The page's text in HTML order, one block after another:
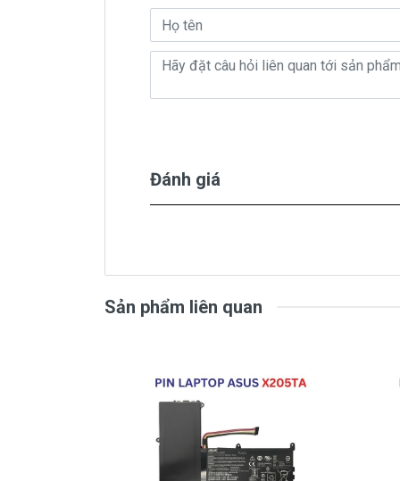
Pin Asus TUF Gaming
( Pin Zin này là pin xách tay
Chế độ bảo hành cho Pin
pin Asus độ chai quá 70%) chúng tôi
* Các trường hợp không được bảo
- Pin Asus bị rơi vỡ không còn nguyên
- Pin Asus bị ngập nước.
Đánh giá
Sản phẩm liên quan